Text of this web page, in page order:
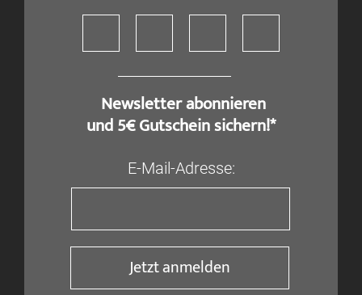
​ Newsletter abonnieren
und 5€ Gutschein sichern!*
E-Mail-Adresse:
Jetzt anmelden